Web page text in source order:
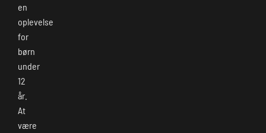
en
oplevelse
for
børn
under
12
år.
At
være